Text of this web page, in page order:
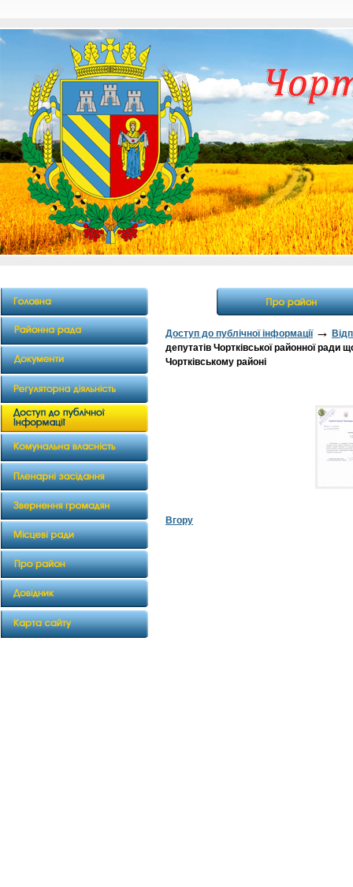
Доступ до публічної інформації →
депутатів Чортківської районної ради
Чортківському районі
Вгору